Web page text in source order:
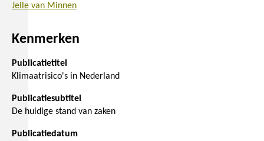
Jelle van Minnen
Kenmerken
Publicatietitel
Klimaatrisico's in Nederland
Publicatiesubtitel
De huidige stand van zaken
Publicatiedatum